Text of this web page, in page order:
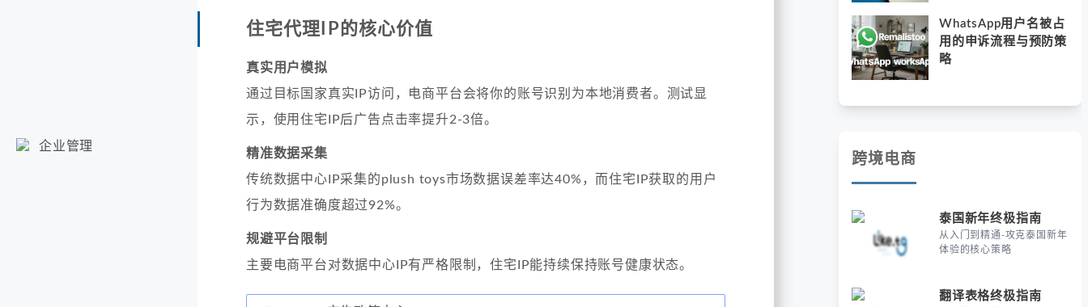
企业管理
住宅代理IP的核心价值
真实用户模拟
通过目标国家真实IP访问，电商平台会将你的账号识别为本地消费者。测试显
示，使用住宅IP后广告点击率提升2-3倍。
精准数据采集
传统数据中心IP采集的plush toys市场数据误差率达40%，而住宅IP获取的用户
行为数据准确度超过92%。
规避平台限制
主要电商平台对数据中心IP有严格限制，住宅IP能持续保持账号健康状态。
WhatsApp用户名被占
用的申诉流程与预防策
略
跨境电商
泰国新年终极指南
从入门到精通-攻克泰国新年
体验的核心策略
翻译表格终极指南